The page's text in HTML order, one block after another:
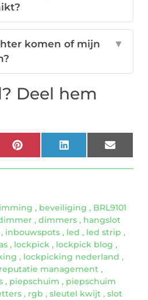
komen of mijn
▼
Deel hem
PinterestLinkedInEmail
, beveiliging , BRL9101
, dimmers , hangslot
, inbouwspots , led , led strip ,
, lockpick , lockpick blog ,
, lockpicking nederland ,
management ,
, piepschuim , piepschuim
, rgb , sleutel kwijt , slot